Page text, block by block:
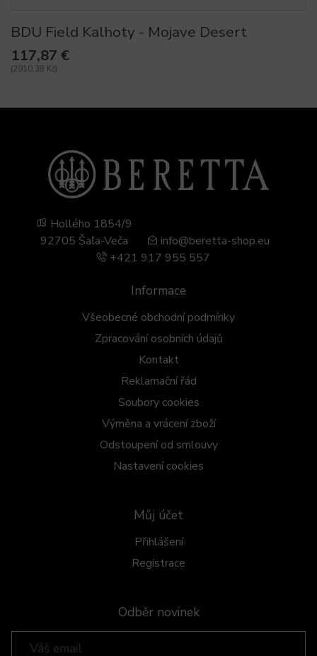
BDU Field Kalhoty - Mojave Desert
117,87 €
(2910,38 Kč)
Odběr novinek
Informace
Všeobecné obchodní podmínky
Zpracování osobních údajů
Kontakt
Reklamační řád
Soubory cookies
Výměna a vrácení zboží
Odstoupení od smlouvy
Nastavení cookies
Můj účet
Přihlášení
Registrace
Hollého 1854/9
92705 Šaľa-Veča
info@beretta-shop.eu
+421 917 955 557